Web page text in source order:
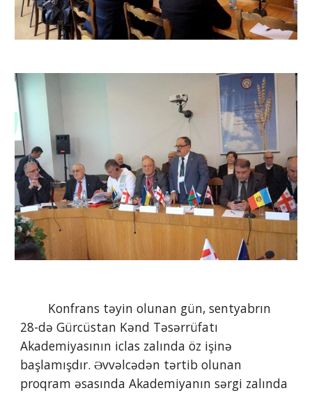
28-də Gürcüstan Kənd Təsərrüfatı
Akademiyasının iclas zalında öz işinə
başlamışdır. Əvvəlcədən tərtib olunan
proqram əsasında Akademiyanın sərgi zalında